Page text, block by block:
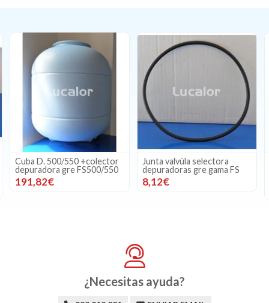
Cuba D. 500/550 +colector
depuradora gre FS500/550
191,82€
Junta valvúla selectora
depuradoras gre gama FS
8,12€
¿Necesitas ayuda?